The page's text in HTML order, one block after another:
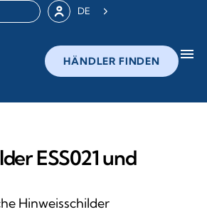
DE
HÄNDLER FINDEN menu
ESS021 und
Hinweisschilder